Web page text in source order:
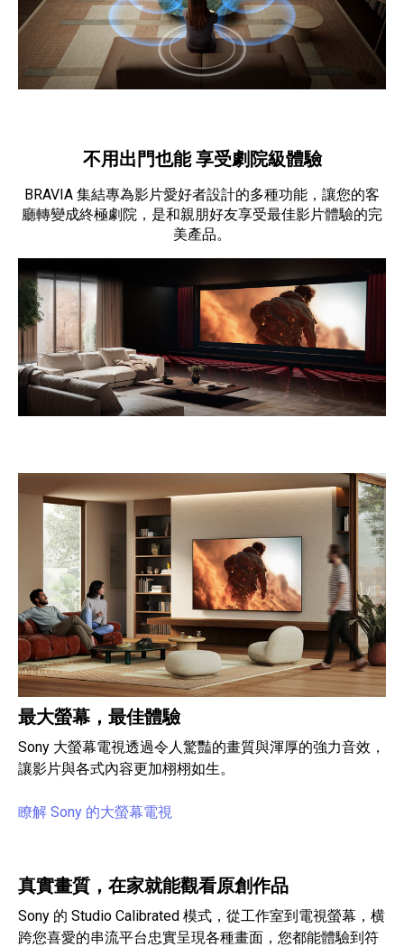
不用出門也能 享受劇院級體驗
BRAVIA 集結專為影片愛好者設計的多種功能，讓您的客
廳轉變成終極劇院，是和親朋好友享受最佳影片體驗的完
美產品。
最大螢幕，最佳體驗
Sony 大螢幕電視透過令人驚豔的畫質與渾厚的強力音效，
讓影片與各式內容更加栩栩如生。
瞭解 Sony 的大螢幕電視
真實畫質，在家就能觀看原創作品
Sony 的 Studio Calibrated 模式，從工作室到電視螢幕，横
跨您喜愛的串流平台忠實呈現各種畫面，您都能體驗到符